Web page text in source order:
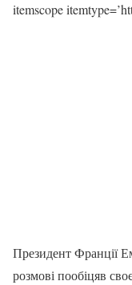
itemscope
Президент Франції
розмові пообіцяв